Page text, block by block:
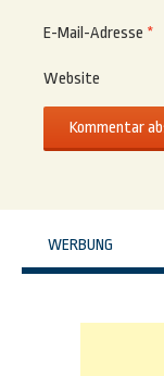
E-Mail-Adresse *
Website
WERBUNG